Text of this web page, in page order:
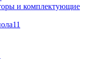
и комплектующие
11